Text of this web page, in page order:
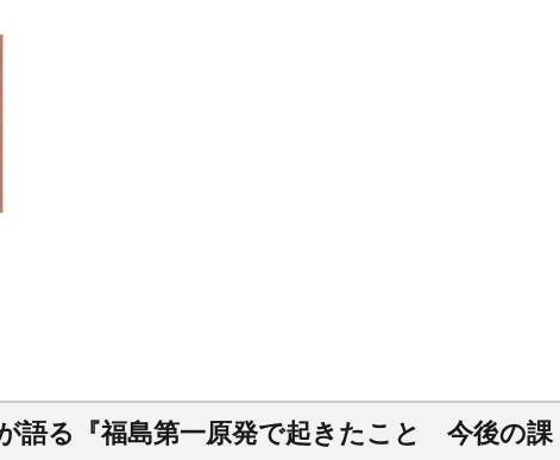
語る『福島第一原発で起きたこと 今後の課